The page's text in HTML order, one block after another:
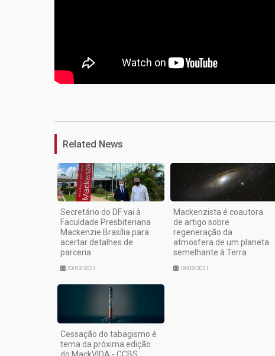
Related News
Secretário do DF vai à
Faculdade Presbiteriana
Mackenzie Brasília para
acertar detalhes de
parceria
23/03/2021
Mackenzista é coautora
de artigo sobre
regeneração da
atmosfera de um planeta
semelhante à Terra
18/03/2021
Cessação do tabagismo é
tema da próxima edição